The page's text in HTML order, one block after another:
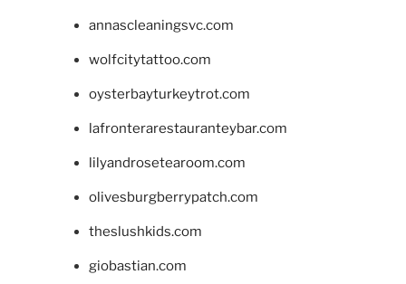
annascleaningsvc.com
wolfcitytattoo.com
oysterbayturkeytrot.com
lafronterarestauranteybar.com
lilyandrosetearoom.com
olivesburgberrypatch.com
theslushkids.com
giobastian.com